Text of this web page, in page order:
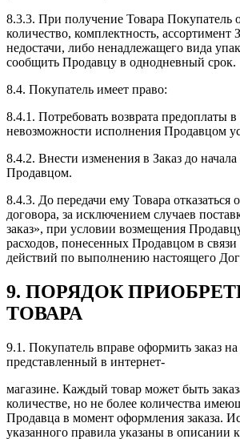
8.3.3. При получение Товара Покупатель
количество, комплектность, ассортимент
недостачи, либо ненадлежащего вида
сообщить Продавцу в однодневный срок.
8.4. Покупатель имеет право:
8.4.1. Потребовать возврата предоплаты в
невозможности исполнения Продавцом
8.4.2. Внести изменения в Заказ до
Продавцом.
8.4.3. До передачи ему Товара отказаться
договора, за исключением случаев
заказ», при условии возмещения
расходов, понесенных Продавцом в
действий по выполнению настоящего
9. ПОРЯДОК
ТОВАРА
9.1. Покупатель вправе оформить заказ
представленный в интернет-
магазине. Каждый товар может быть
количестве, но не более количества
Продавца в момент оформления заказа.
указанного правила указаны в описании